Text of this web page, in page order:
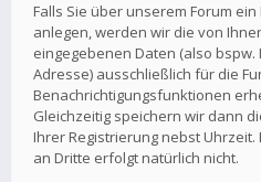
Falls Sie über unserem Forum
anlegen, werden wir die von
eingegebenen Daten (also bspw.
Adresse) ausschließlich für die
Benachrichtigungsfunktionen
Gleichzeitig speichern wir dann
Ihrer Registrierung nebst
an Dritte erfolgt natürlich nicht.